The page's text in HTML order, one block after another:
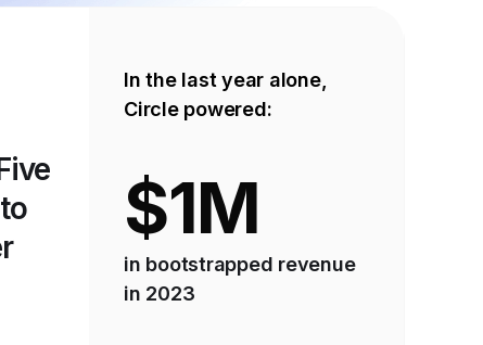
In the last year alone,
Circle powered:
$1M
in bootstrapped revenue
in 2023